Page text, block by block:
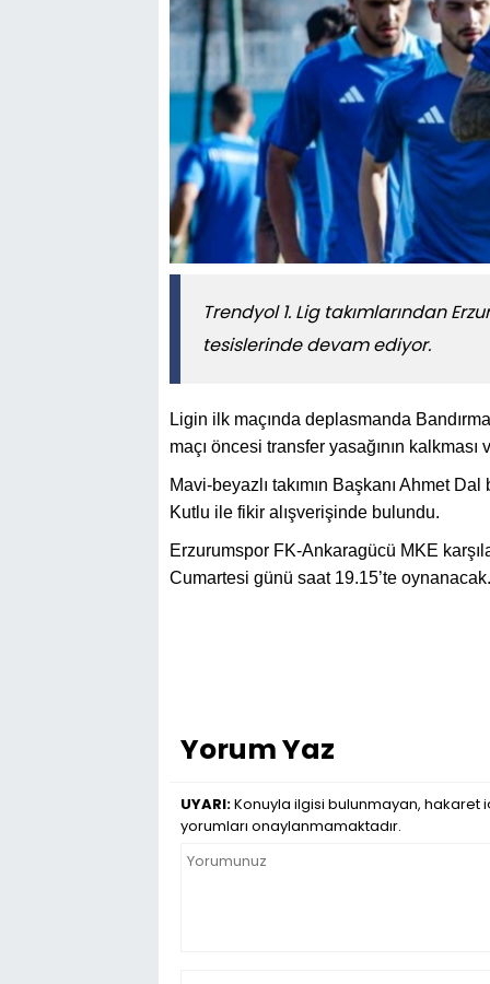
Trendyol 1. Lig takımlarından
tesislerinde devam ediyor.
Ligin ilk maçında deplasmanda
maçı öncesi transfer yasağının
Mavi-beyazlı takımın Başkanı Ahmet
Kutlu ile fikir alışverişinde bulundu.
Erzurumspor FK-Ankaragücü MKE
Cumartesi günü saat 19.15’te oynanacak.
Yorum Yaz
UYARI:Konuyla ilgisi bulunmayan, hakaret
yorumları onaylanmamaktadır.